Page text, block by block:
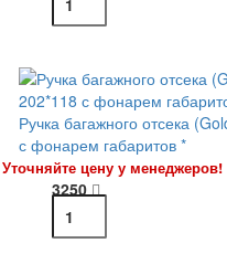
Ручка багажного отсека
с фонарем габаритов *
Уточняйте цену у менеджеров!
3250